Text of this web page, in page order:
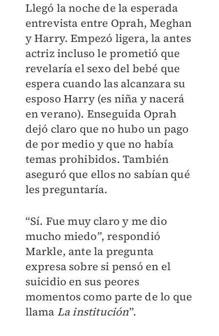
Llegó la noche de la esperada
entrevista entre Oprah, Meghan
y Harry. Empezó ligera, la antes
actriz incluso le prometió que
revelaría el sexo del bebé que
espera cuando las alcanzara su
esposo Harry (es niña y nacerá
en verano). Enseguida Oprah
dejó claro que no hubo un pago
de por medio y que no había
temas prohibidos. También
aseguró que ellos no sabían qué
les preguntaría.
“Sí. Fue muy claro y me dio
mucho miedo”, respondió
Markle, ante la pregunta
expresa sobre si pensó en el
suicidio en sus peores
momentos como parte de lo que
llama La institución”.